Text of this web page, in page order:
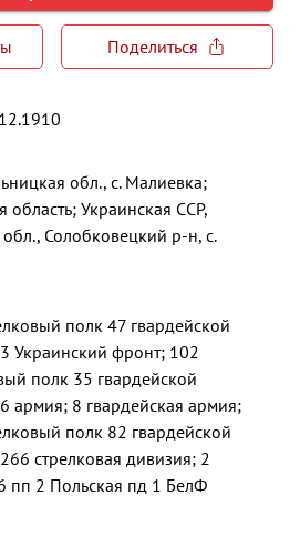
Поделиться
обл., с. Малиевка;
Украинская ССР,
Солобковецкий р-н, с.
полк 47 гвардейской
Украинский фронт; 102
полк 35 гвардейской
армия; 8 гвардейская армия;
полк 82 гвардейской
стрелковая дивизия; 2
пп 2 Польская пд 1 БелФ